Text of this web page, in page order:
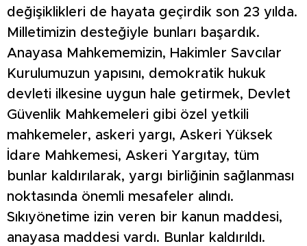
değişiklikleri de hayata geçirdik son 23 yılda.
Milletimizin desteğiyle bunları başardık.
Anayasa Mahkememizin, Hakimler Savcılar
Kurulumuzun yapısını, demokratik hukuk
devleti ilkesine uygun hale getirmek, Devlet
Güvenlik Mahkemeleri gibi özel yetkili
mahkemeler, askeri yargı, Askeri Yüksek
İdare Mahkemesi, Askeri Yargıtay, tüm
bunlar kaldırılarak, yargı birliğinin sağlanması
noktasında önemli mesafeler alındı.
Sıkıyönetime izin veren bir kanun maddesi,
anayasa maddesi vardı. Bunlar kaldırıldı.